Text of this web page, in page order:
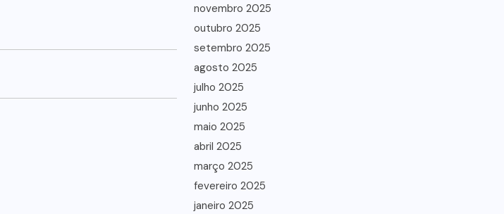
novembro 2025
outubro 2025
setembro 2025
agosto 2025
julho 2025
junho 2025
maio 2025
abril 2025
março 2025
fevereiro 2025
janeiro 2025